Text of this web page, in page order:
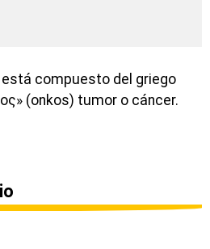
está compuesto del griego
(onkos) tumor o cáncer.